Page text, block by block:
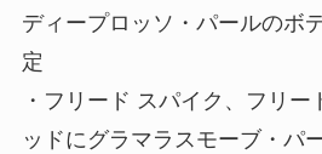
ディープロッソ・パールのボ
定
・フリード スパイク、フリー
ッドにグラマラスモーブ・パ